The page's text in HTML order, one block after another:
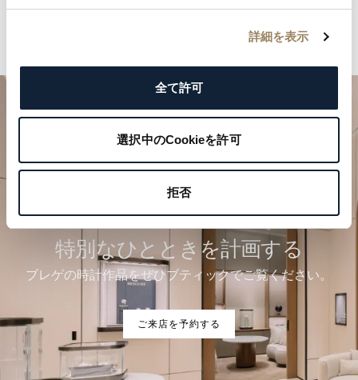
詳細を表示
全て許可
選択中のCookieを許可
拒否
特別なひとときを計画する
ブレゲの時計作品をぜひブティックでご覧ください。
ご来店を予約する